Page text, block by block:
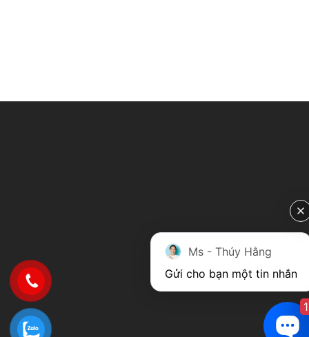
Ms - Thúy Hằng
Gửi cho bạn một tin nhắn
1